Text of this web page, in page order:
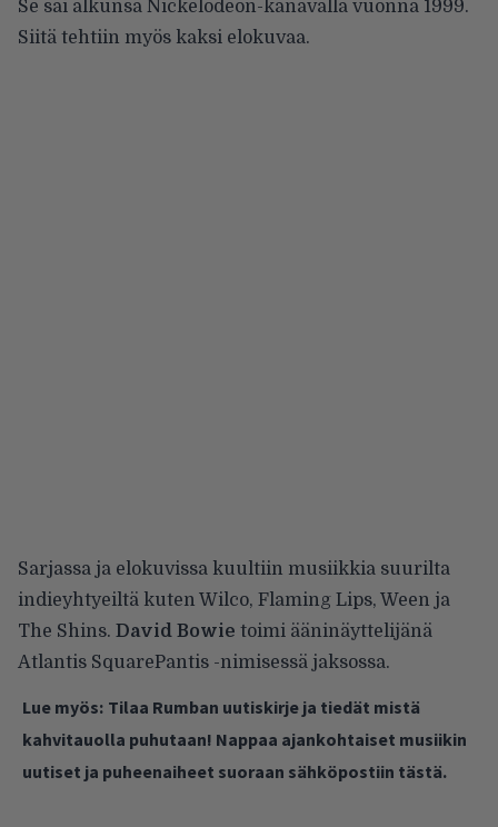
Se sai alkunsa Nickelodeon-kanavalla vuonna 1999.
Siitä tehtiin myös kaksi elokuvaa.
Sarjassa ja elokuvissa kuultiin musiikkia suurilta
indieyhtyeiltä kuten Wilco, Flaming Lips, Ween ja
The Shins. David Bowie toimi ääninäyttelijänä
Atlantis SquarePantis -nimisessä jaksossa.
Lue myös: Tilaa Rumban uutiskirje ja tiedät mistä
kahvitauolla puhutaan! Nappaa ajankohtaiset musiikin
uutiset ja puheenaiheet suoraan sähköpostiin tästä.